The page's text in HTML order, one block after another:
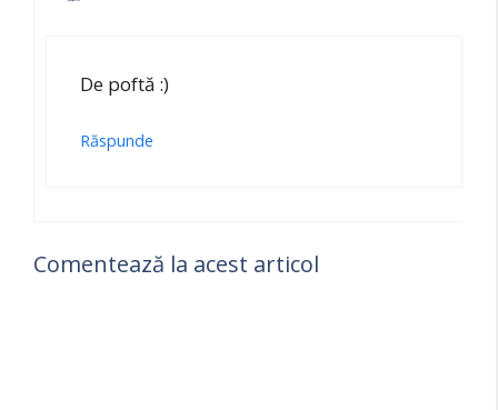
De poftă :)
Răspunde
Comentează la acest articol